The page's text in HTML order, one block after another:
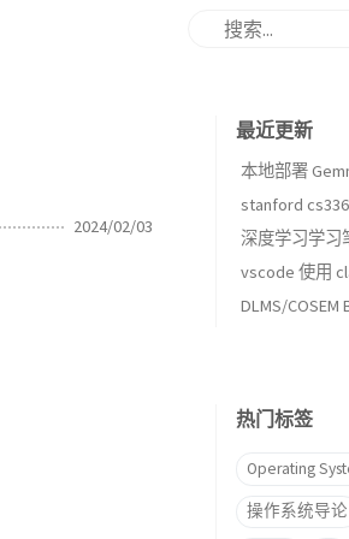
2024/02/03
最近更新
本地部署
stanford
深度学习学习
vscode 使用
DLMS/
热门标签
Operating
操作系统导论